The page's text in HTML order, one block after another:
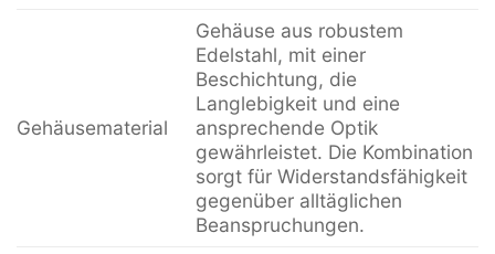
Gehäusematerial
Gehäuse aus robustem
Edelstahl, mit einer
Beschichtung, die
Langlebigkeit und eine
ansprechende Optik
gewährleistet. Die Kombination
sorgt für Widerstandsfähigkeit
gegenüber alltäglichen
Beanspruchungen.